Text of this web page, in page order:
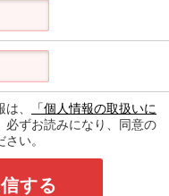
、
「個人情報の取扱いに
必ずお読みになり、同意の
い。
する